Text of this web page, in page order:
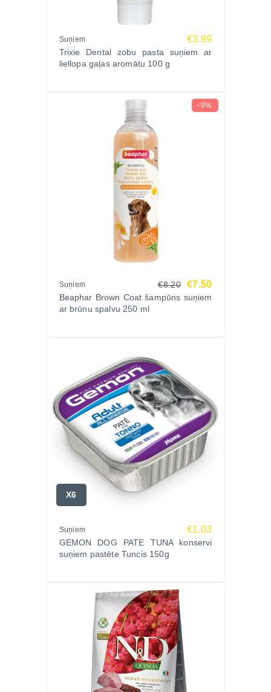
Suņiem €3.99
Trixie Dental zobu pasta suņiem ar
liellopa gaļas aromātu 100 g
-9%
Suņiem €8.20 €7.50
Beaphar Brown Coat šampūns suņiem
ar brūnu spalvu 250 ml
X6
Suņiem €1.03
GEMON DOG PATE TUNA konservi
suņiem pastēte Tuncis 150g